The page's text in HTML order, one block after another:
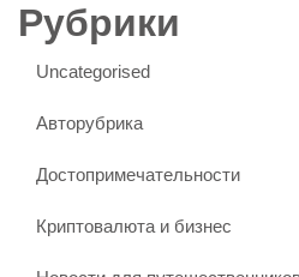
Рубрики
Uncategorised
Авторубрика
Достопримечательности
Криптовалюта и бизнес